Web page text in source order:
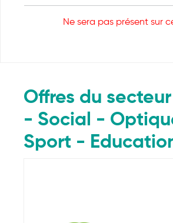
Ne sera pas présent sur
Offres du
- Social -
Sport -